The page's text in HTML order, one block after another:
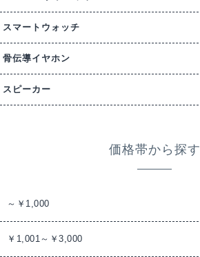
スマートウォッチ
骨伝導イヤホン
スピーカー
価格帯から探す
～￥1,000
￥1,001～￥3,000